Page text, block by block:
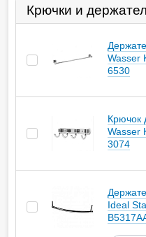
Крючки и
Wasser
6530
Крючок
Wasser
3074
Ideal